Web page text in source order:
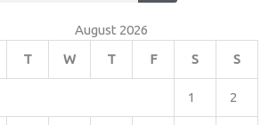
August 2026
T W T F S S
1 2